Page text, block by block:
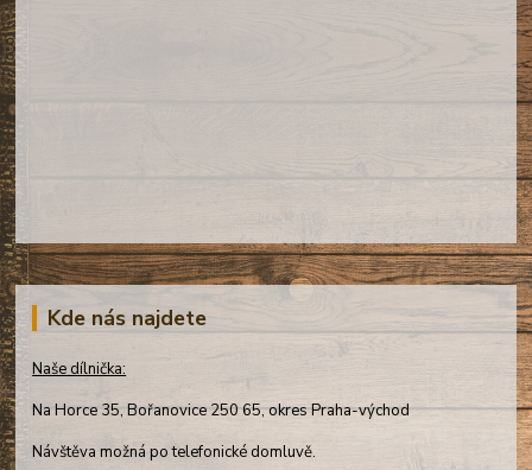
Kde nás najdete
Naše dílnička:
Na Horce 35, Bořanovice 250 65, okres Praha-východ
Návštěva možná po telefonické domluvě.